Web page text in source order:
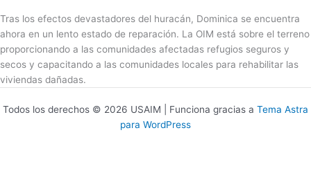
Tras los efectos devastadores del huracán, Dominica se encuentra
ahora en un lento estado de reparación. La OIM está sobre el terreno
proporcionando a las comunidades afectadas refugios seguros y
secos y capacitando a las comunidades locales para rehabilitar las
viviendas dañadas.
Todos los derechos © 2026 USAIM | Funciona gracias a Tema Astra
para WordPress